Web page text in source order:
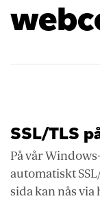
SSL/TLS
På vår
automatiskt
sida kan nås via